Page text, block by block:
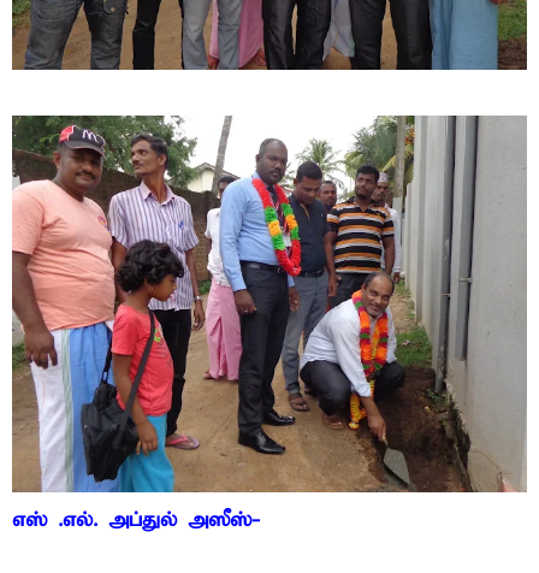
எஸ் .எல். அப்துல் அஸீஸ்-